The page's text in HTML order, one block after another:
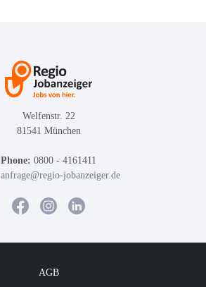
Welfenstr. 22
81541 München
Phone: 0800 - 4161411
anfrage@regio-jobanzeiger.de
AGB